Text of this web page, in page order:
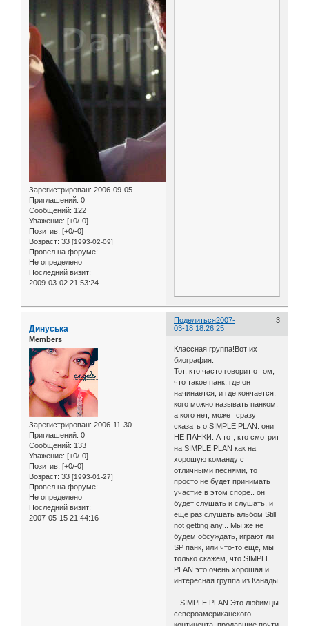
Зарегистрирован: 2006-09-05
Приглашений: 0
Сообщений: 122
Уважение: [+0/-0]
Позитив: [+0/-0]
Возраст: 33 [1993-02-09]
Провел на форуме:
Не определено
Последний визит:
2009-03-02 21:53:24
Поделиться 3
2007-
03-18 18:26:25
Динуська
Members
Зарегистрирован: 2006-11-30
Приглашений: 0
Сообщений: 133
Уважение: [+0/-0]
Позитив: [+0/-0]
Возраст: 33 [1993-01-27]
Провел на форуме:
Не определено
Последний визит:
2007-05-15 21:44:16
Классная группа!Вот их
биография:
Тот, кто часто говорит о том,
что такое панк, где он
начинается, и где кончается,
кого можно называть панком,
а кого нет, может сразу
сказать о SIMPLE PLAN: они
НЕ ПАНКИ. А тот, кто смотрит
на SIMPLE PLAN как на
хорошую команду с
отличными песнями, то
просто не будет принимать
участие в этом споре.. он
будет слушать и слушать, и
еще раз слушать альбом Still
not getting any... Мы же не
будем обсуждать, играют ли
SP панк, или что-то еще, мы
только скажем, что SIMPLE
PLAN это очень хорошая и
интересная группа из Канады.
SIMPLE PLAN Это любимцы
североамериканского